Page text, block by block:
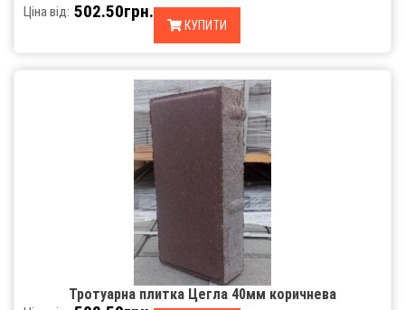
Ціна від: 502.50грн.
КУПИТИ
Тротуарна плитка Цегла 40мм коричнева